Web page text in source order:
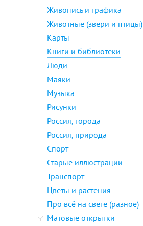
Живопись и графика
Животные (звери и птицы)
Карты
Книги и библиотеки
Люди
Маяки
Музыка
Рисунки
Россия, города
Россия, природа
Спорт
Старые иллюстрации
Транспорт
Цветы и растения
Про всё на свете (разное)
Матовые открытки